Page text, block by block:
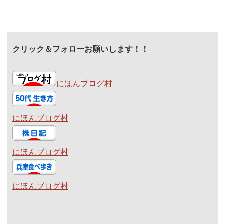
クリック＆フォローお願いします！！
にほんブログ村
にほんブログ村
にほんブログ村
にほんブログ村